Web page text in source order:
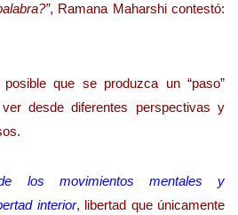
, Ramana Maharshi contestó:
que se produzca un “paso”
desde diferentes perspectivas y
los movimientos mentales y
interior, libertad que únicamente